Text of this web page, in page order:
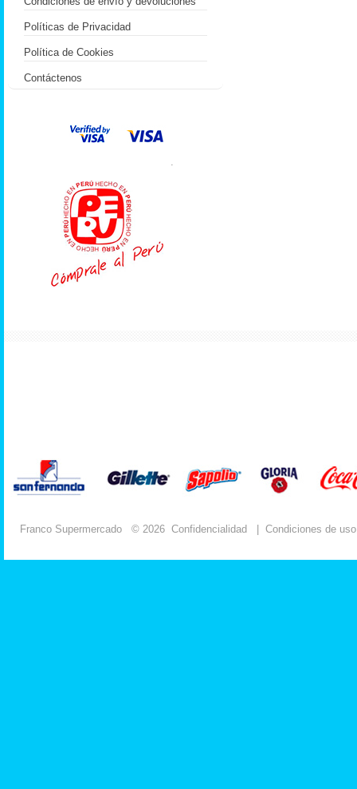
Políticas de Privacidad
Política de Cookies
Contáctenos
.
Franco Supermercado © 2026 Confidencialidad Condiciones de uso